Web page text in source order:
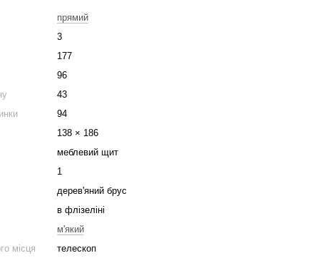
прямий
3
177
96
43
94
138 × 186
меблевий щит
1
дерев'яний брус
в флізеліні
м'який
місця
телескоп